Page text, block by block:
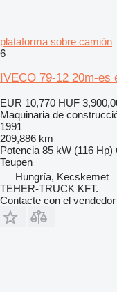
plataforma sobre camión
6
IVECO 79-12 20m-es
EUR 10,770 HUF
Maquinaria de
1991
209,886 km
Potencia 85 kW (116 Hp)
Teupen
Hungría, Kecskemet
TEHER-TRUCK KFT.
Contacte con el vendedor